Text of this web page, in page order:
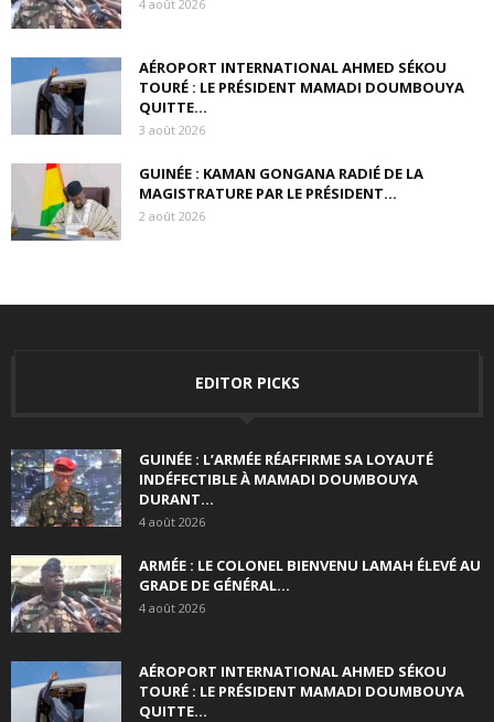
4 août 2026
AÉROPORT INTERNATIONAL AHMED SÉKOU
TOURÉ : LE PRÉSIDENT MAMADI DOUMBOUYA
QUITTE...
3 août 2026
GUINÉE : KAMAN GONGANA RADIÉ DE LA
MAGISTRATURE PAR LE PRÉSIDENT...
2 août 2026
EDITOR PICKS
GUINÉE : L’ARMÉE RÉAFFIRME SA LOYAUTÉ
INDÉFECTIBLE À MAMADI DOUMBOUYA
DURANT...
4 août 2026
ARMÉE : LE COLONEL BIENVENU LAMAH ÉLEVÉ AU
GRADE DE GÉNÉRAL...
4 août 2026
AÉROPORT INTERNATIONAL AHMED SÉKOU
TOURÉ : LE PRÉSIDENT MAMADI DOUMBOUYA
QUITTE...